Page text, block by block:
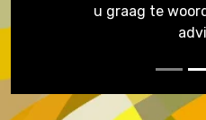
u graag te